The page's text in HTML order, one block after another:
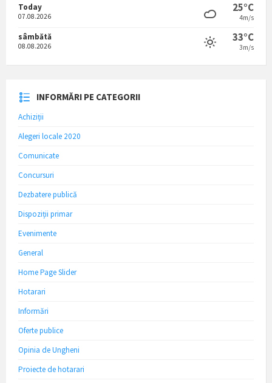
Today
07.08.2026
25°C
4m/s
sâmbătă
08.08.2026
33°C
3m/s
INFORMĂRI PE CATEGORII
Achiziții
Alegeri locale 2020
Comunicate
Concursuri
Dezbatere publică
Dispoziții primar
Evenimente
General
Home Page Slider
Hotarari
Informări
Oferte publice
Opinia de Ungheni
Proiecte de hotarari